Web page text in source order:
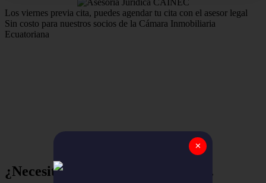
Los viernes previa cita, puedes agendar tu cita con el asesor legal
Sin costo para nuestros socios de la Cámara Inmobiliaria
Ecuatoriana
¿Necesitas ayuda? Empieza aquí...
✕